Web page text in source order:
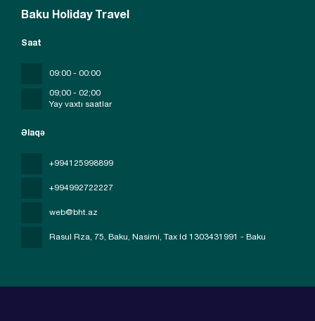
Baku Holiday Travel
Əlaqə
+994125998899
+994992722227
web@bht.az
Rasul Rza, 75, Baku, Nasimi, Tax Id 1303431991 - Baku
Saat
09:00 - 00:00
09;00 - 02;00
Yay vaxtı saatlar